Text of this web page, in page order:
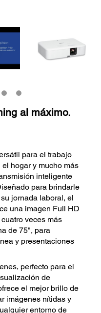
al máximo.
para el trabajo
hogar y mucho más
inteligente
para brindarle
jornada laboral, el
una imagen Full HD
veces más
de 75", para
y presentaciones
perfecto para el
de
el mejor brillo de
imágenes nítidas y
entorno de